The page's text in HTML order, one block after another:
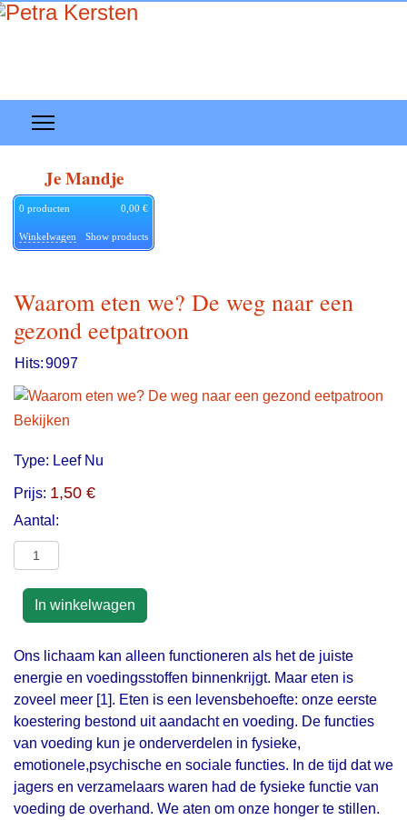
Je Mandje
0 producten 0,00 €
Winkelwagen Show products
Waarom eten we? De weg naar een
gezond eetpatroon
Hits:9097
Bekijken
Type: Leef Nu
Prijs: 1,50 €
Aantal:
Ons lichaam kan alleen functioneren als het de juiste
energie en voedingsstoffen binnenkrijgt. Maar eten is
zoveel meer [1]. Eten is een levensbehoefte: onze eerste
koestering bestond uit aandacht en voeding. De functies
van voeding kun je onderverdelen in fysieke,
emotionele,psychische en sociale functies. In de tijd dat we
jagers en verzamelaars waren had de fysieke functie van
voeding de overhand. We aten om onze honger te stillen.